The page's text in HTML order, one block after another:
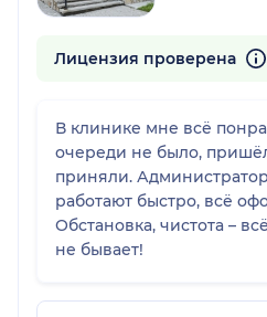
Лицензия проверена
В клинике мне всё
очереди не было,
приняли.
работают быстро, всё
Обстановка, чистота –
не бывает!